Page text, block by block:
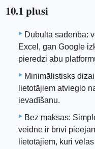
10.1 plusi
Dubultā saderība:
Excel, gan Google
pieredzi abu
Minimālistisks
lietotājiem atvieglo
ievadīšanu.
Bez maksas:
veidne ir brīvi
lietotājiem, kuri